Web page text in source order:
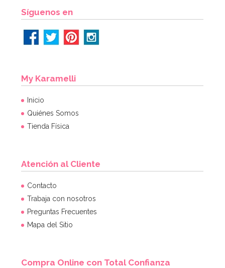
Síguenos en
My Karamelli
Inicio
Quiénes Somos
Tienda Física
Atención al Cliente
Contacto
Trabaja con nosotros
Preguntas Frecuentes
Mapa del Sitio
Compra Online con Total Confianza